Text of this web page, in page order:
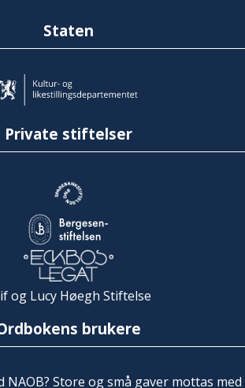
Staten
Private stiftelser
og Lucy Høegh Stiftelse
brukere
NAOB? Store og små gaver mottas med